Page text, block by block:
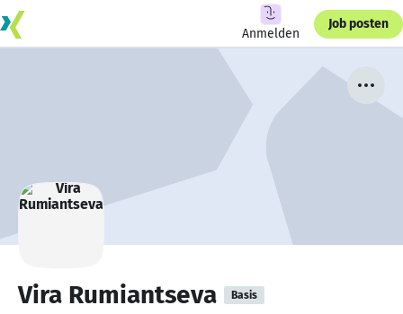
Anmelden
Job posten
Vira Rumiantseva Basis